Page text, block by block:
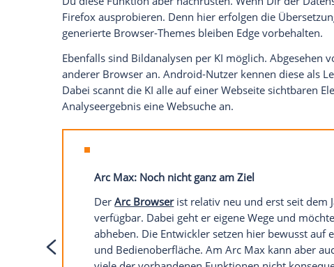
bereitstellt. Brave und Edge können das
Audioassistenten verfügt hingegen nur
angezeigte Website lesen. In Bezug auf
noch eingeschränkt.
Die KI der Browser beschränkt sich nicht
zur Verfügung, die Dir den Arbeitsalltag
Tabs für Dich gruppieren. Wenn Du häufig
wirst Du das zu schätzen wissen. Die Tab-
übersichtlicher gestalten.
Eine Gruppierungsfunktion bieten zum